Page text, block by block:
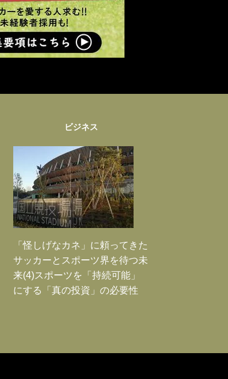
ビジネス
「怪しげなカネ」に頼ってきた
サッカーとスポーツ界を待つ未
来(4)スポーツを「持続可能」
にする「真の投資」の必要性